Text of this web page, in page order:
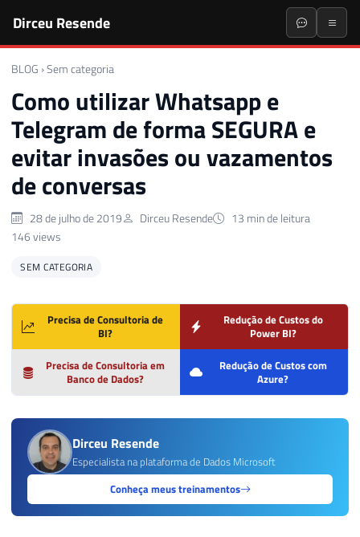
Dirceu Resende
BLOG ›Sem categoria
Como utilizar Whatsapp e
Telegram de forma SEGURA e
evitar invasões ou vazamentos
de conversas
28 de julho de 2019 Dirceu Resende
13 min de leitura
146 views
SEM CATEGORIA
Precisa de Consultoria de
BI?
Redução de Custos do
Power BI?
Precisa de Consultoria em
Banco de Dados?
Redução de Custos com
Azure?
Dirceu Resende
Especialista na plataforma de Dados Microsoft
Conheça meus treinamentos